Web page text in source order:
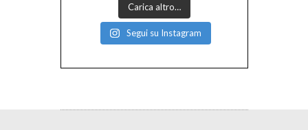
Carica altro…
Segui su Instagram